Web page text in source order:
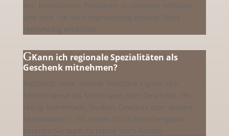
den beliebtesten Produkten in unserem Hofladen
und sind – je nach Legeleistung unserer Tiere –
regelmäßig erhältlich.
Kann ich regionale Spezialitäten als
Geschenk mitnehmen?
Natürlich. Viele unserer Produkte eignen sich
hervorragend als Mitbringsel oder Geschenk. Ob
Honig, Marmelade, Nudeln, Gewürze oder andere
Spezialitäten – mit einem Stück Weserbergland
bereiten Sie auch zu Hause noch Freude.